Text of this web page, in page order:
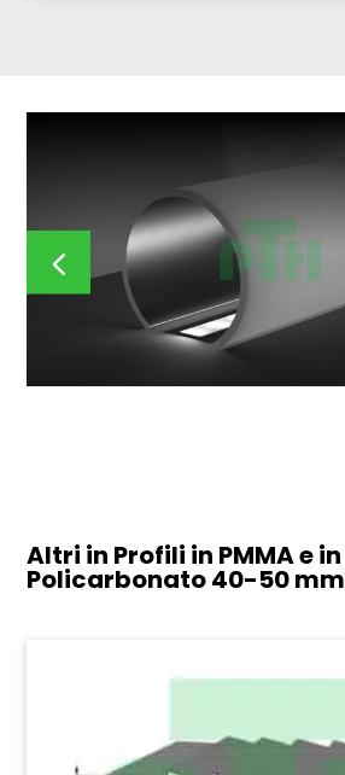
Altri in Profili in PMMA e in
Policarbonato40-50 mm